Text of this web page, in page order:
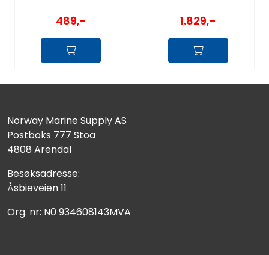
489,- 1.829,-
Norway Marine Supply AS
Postboks 777 Stoa
4808 Arendal
Besøksadresse:
Åsbieveien 11
Org. nr: N0 934608143MVA